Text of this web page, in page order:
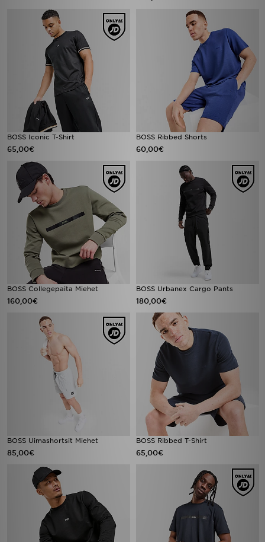
BOSS Iconic T-Shirt
65,00€
BOSS Ribbed Shorts
60,00€
BOSS Collegepaita Miehet
160,00€
BOSS Urbanex Cargo Pants
180,00€
BOSS Uimashortsit Miehet
85,00€
BOSS Ribbed T-Shirt
65,00€